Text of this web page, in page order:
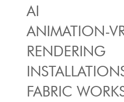
AI
ANIMATION-
RENDERING
FABRIC